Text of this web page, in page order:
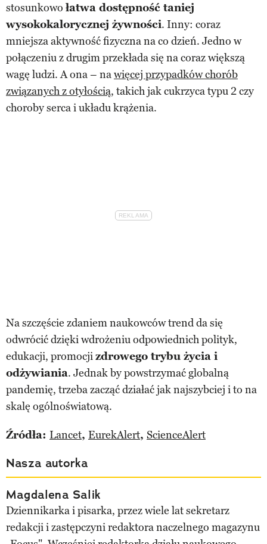
stosunkowo łatwa dostępność taniej
wysokokalorycznej żywności. Inny: coraz
mniejsza aktywność fizyczna na co dzień. Jedno w
połączeniu z drugim przekłada się na coraz większą
wagę ludzi. A ona – nawięcej przypadków chorób
związanych z otyłością, takich jak cukrzyca typu 2 czy
choroby serca i układu krążenia.
Na szczęście zdaniem naukowców trend da się
odwrócić dzięki wdrożeniu odpowiednich polityk,
edukacji, promocjizdrowego trybu życia i
odżywiania. Jednak by powstrzymać globalną
pandemię, trzeba zacząć działać jak najszybciej i to na
skalę ogólnoświatową.
Źródła: Lancet, EurekAlert, ScienceAlert
Nasza autorka
Magdalena Salik
Dziennikarka i pisarka, przez wiele lat sekretarz
redakcji i zastępczyni redaktora naczelnego magazynu